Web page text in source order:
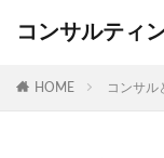
コンサルティ
HOME コンサル